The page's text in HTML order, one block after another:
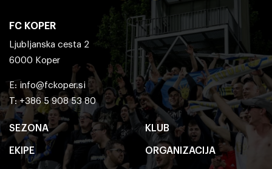
SEZONA
EKIPE
KLUB
ORGANIZACIJA
FC KOPER
Ljubljanska cesta 2
6000 Koper
E: info@fckoper.si
T: +386 5 908 53 80